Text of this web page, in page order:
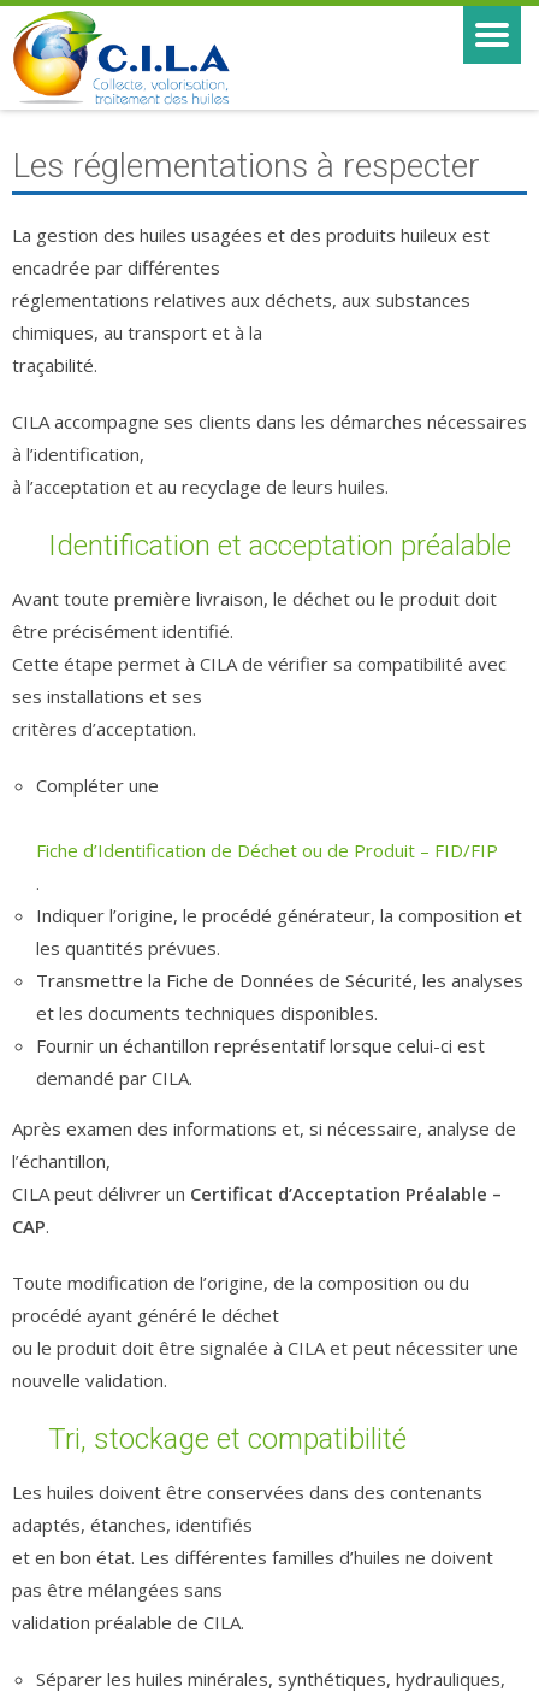
Les réglementations à respecter
La gestion des huiles usagées et des produits huileux est
encadrée par différentes
réglementations relatives aux déchets, aux substances
chimiques, au transport et à la
traçabilité.
CILA accompagne ses clients dans les démarches nécessaires
à l’identification,
à l’acceptation et au recyclage de leurs huiles.
Identification et acceptation préalable
Avant toute première livraison, le déchet ou le produit doit
être précisément identifié.
Cette étape permet à CILA de vérifier sa compatibilité avec
ses installations et ses
critères d’acceptation.
Compléter une
Fiche d’Identification de Déchet ou de Produit – FID/FIP
.
Indiquer l’origine, le procédé générateur, la composition et
les quantités prévues.
Transmettre la Fiche de Données de Sécurité, les analyses
et les documents techniques disponibles.
Fournir un échantillon représentatif lorsque celui-ci est
demandé par CILA.
Après examen des informations et, si nécessaire, analyse de
l’échantillon,
CILA peut délivrer un Certificat d’Acceptation Préalable –
CAP.
Toute modification de l’origine, de la composition ou du
procédé ayant généré le déchet
ou le produit doit être signalée à CILA et peut nécessiter une
nouvelle validation.
Tri, stockage et compatibilité
Les huiles doivent être conservées dans des contenants
adaptés, étanches, identifiés
et en bon état. Les différentes familles d’huiles ne doivent
pas être mélangées sans
validation préalable de CILA.
Séparer les huiles minérales, synthétiques, hydrauliques,